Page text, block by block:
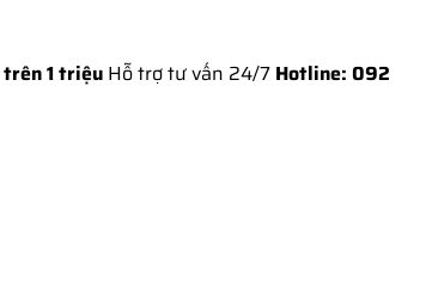
Hỗ trợ tư vấn 24/7Hotline: 0924 616 888